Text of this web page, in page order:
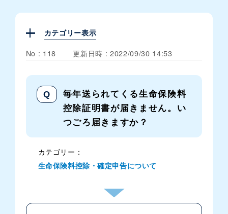
カテゴリー表示
No : 118 更新日時 : 2022/09/30 14:53
毎年送られてくる生命保険料
控除証明書が届きません。い
つごろ届きますか？
カテゴリー：
生命保険料控除・確定申告について